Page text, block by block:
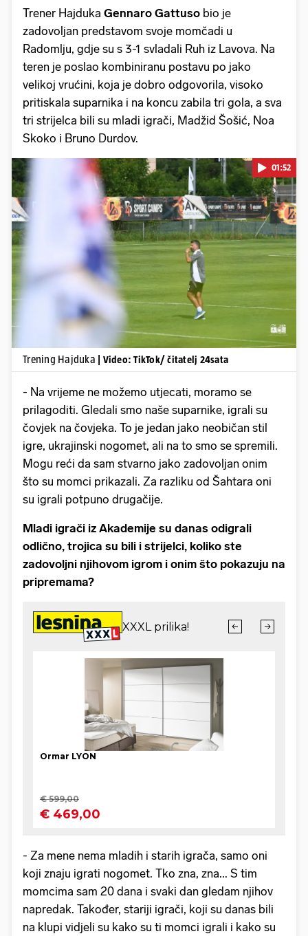
Trener Hajduka Gennaro Gattuso bio je
zadovoljan predstavom svoje momčadi u
Radomlju, gdje su s 3-1 svladali Ruh iz Lavova. Na
teren je poslao kombiniranu postavu po jako
velikoj vrućini, koja je dobro odgovorila, visoko
pritiskala suparnika i na koncu zabila tri gola, a sva
tri strijelca bili su mladi igrači, Madžid Šošić, Noa
Skoko i Bruno Durdov.
Pokretanje videa...
01:52
Trening Hajduka | Video: TikTok/ čitatelj 24sata
- Na vrijeme ne možemo utjecati, moramo se
prilagoditi. Gledali smo naše suparnike, igrali su
čovjek na čovjeka. To je jedan jako neobičan stil
igre, ukrajinski nogomet, ali na to smo se spremili.
Mogu reći da sam stvarno jako zadovoljan onim
što su momci prikazali. Za razliku od Šahtara oni
su igrali potpuno drugačije.
Mladi igrači iz Akademije su danas odigrali
odlično, trojica su bili i strijelci, koliko ste
zadovoljni njihovom igrom i onim što pokazuju na
pripremama?
- Za mene nema mladih i starih igrača, samo oni
koji znaju igrati nogomet. Tko zna, zna... S tim
momcima sam 20 dana i svaki dan gledam njihov
napredak. Također, stariji igrači, koji su danas bili
na klupi vidjeli su kako su ti momci igrali i kako su